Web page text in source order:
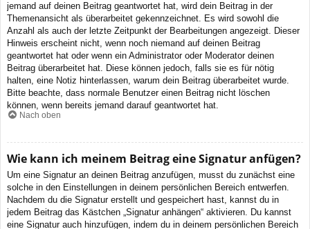
jemand auf deinen Beitrag geantwortet hat, wird dein Beitrag in der
Themenansicht als überarbeitet gekennzeichnet. Es wird sowohl die
Anzahl als auch der letzte Zeitpunkt der Bearbeitungen angezeigt. Dieser
Hinweis erscheint nicht, wenn noch niemand auf deinen Beitrag
geantwortet hat oder wenn ein Administrator oder Moderator deinen
Beitrag überarbeitet hat. Diese können jedoch, falls sie es für nötig
halten, eine Notiz hinterlassen, warum dein Beitrag überarbeitet wurde.
Bitte beachte, dass normale Benutzer einen Beitrag nicht löschen
können, wenn bereits jemand darauf geantwortet hat.
Nach oben
Wie kann ich meinem Beitrag eine Signatur anfügen?
Um eine Signatur an deinen Beitrag anzufügen, musst du zunächst eine
solche in den Einstellungen in deinem persönlichen Bereich entwerfen.
Nachdem du die Signatur erstellt und gespeichert hast, kannst du in
jedem Beitrag das Kästchen „Signatur anhängen“ aktivieren. Du kannst
eine Signatur auch hinzufügen, indem du in deinem persönlichen Bereich